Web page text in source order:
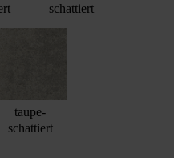
schattiert
taupe-
schattiert